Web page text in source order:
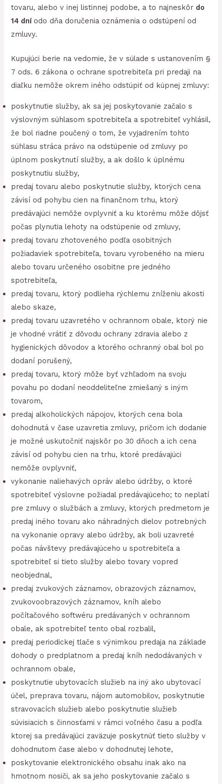
tovaru, alebo v inej listinnej podobe, a to najneskôr do
14 dníodo dňa doručenia oznámenia o odstúpení od
zmluvy.
Kupujúci berie na vedomie, že v súlade s ustanovením §
7 ods. 6 zákona o ochrane spotrebiteľa pri predaji na
diaľku nemôže okrem iného odstúpiť od kúpnej zmluvy:
poskytnutie služby, ak sa jej poskytovanie začalo s
výslovným súhlasom spotrebiteľa a spotrebiteľ vyhlásil,
že bol riadne poučený o tom, že vyjadrením tohto
súhlasu stráca právo na odstúpenie od zmluvy po
úplnom poskytnutí služby, a ak došlo k úplnému
poskytnutiu služby,
predaj tovaru alebo poskytnutie služby, ktorých cena
závisí od pohybu cien na finančnom trhu, ktorý
predávajúci nemôže ovplyvniť a ku ktorému môže dôjsť
počas plynutia lehoty na odstúpenie od zmluvy,
predaj tovaru zhotoveného podľa osobitných
požiadaviek spotrebiteľa, tovaru vyrobeného na mieru
alebo tovaru určeného osobitne pre jedného
spotrebiteľa,
predaj tovaru, ktorý podlieha rýchlemu zníženiu akosti
alebo skaze,
predaj tovaru uzavretého v ochrannom obale, ktorý nie
je vhodné vrátiť z dôvodu ochrany zdravia alebo z
hygienických dôvodov a ktorého ochranný obal bol po
dodaní porušený,
predaj tovaru, ktorý môže byť vzhľadom na svoju
povahu po dodaní neoddeliteľne zmiešaný s iným
tovarom,
predaj alkoholických nápojov, ktorých cena bola
dohodnutá v čase uzavretia zmluvy, pričom ich dodanie
je možné uskutočniť najskôr po 30 dňoch a ich cena
závisí od pohybu cien na trhu, ktoré predávajúci
nemôže ovplyvniť,
vykonanie naliehavých opráv alebo údržby, o ktoré
spotrebiteľ výslovne požiadal predávajúceho; to neplatí
pre zmluvy o službách a zmluvy, ktorých predmetom je
predaj iného tovaru ako náhradných dielov potrebných
na vykonanie opravy alebo údržby, ak boli uzavreté
počas návštevy predávajúceho u spotrebiteľa a
spotrebiteľ si tieto služby alebo tovary vopred
neobjednal,
predaj zvukových záznamov, obrazových záznamov,
zvukovoobrazových záznamov, kníh alebo
počítačového softwéru predávaných v ochrannom
obale, ak spotrebiteľ tento obal rozbalil,
predaj periodickej tlače s výnimkou predaja na základe
dohody o predplatnom a predaj kníh nedodávaných v
ochrannom obale,
poskytnutie ubytovacích služieb na iný ako ubytovací
účel, preprava tovaru, nájom automobilov, poskytnutie
stravovacích služieb alebo poskytnutie služieb
súvisiacich s činnosťami v rámci voľného času a podľa
ktorej sa predávajúci zaväzuje poskytnúť tieto služby v
dohodnutom čase alebo v dohodnutej lehote,
poskytovanie elektronického obsahu inak ako na
hmotnom nosiči, ak sa jeho poskytovanie začalo s